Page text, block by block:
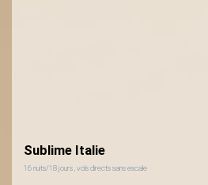
Sublime Italie
16 nuits/18 jours , vols directs sans escale